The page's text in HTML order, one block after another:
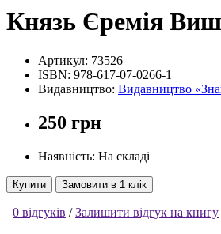
Князь Єремія
Артикул: 73526
ISBN: 978-617-07-0266-1
Видавництво: Видавництво
250 грн
Наявність: На складі
Купити Замовити в 1 клік
0 відгуків /Залишити відгук на книгу